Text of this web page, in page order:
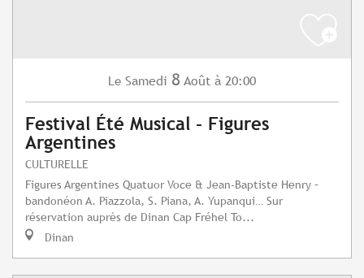
Le Samedi 8 Août à 20:00
Festival Été Musical - Figures
Argentines
CULTURELLE
Figures Argentines Quatuor Voce & Jean-Baptiste Henry –
bandonéon A. Piazzola, S. Piana, A. Yupanqui… Sur
réservation auprès de Dinan Cap Fréhel To...
Dinan